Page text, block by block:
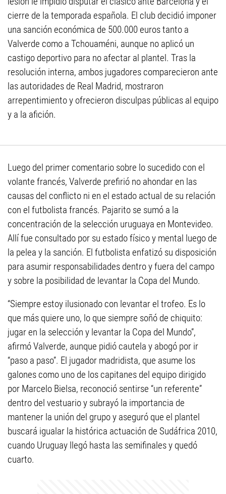
cierre de la temporada española. El club decidió imponer
una sanción económica de 500.000 euros tanto a
Valverde como a Tchouaméni, aunque no aplicó un
castigo deportivo para no afectar al plantel. Tras la
resolución interna, ambos jugadores comparecieron ante
las autoridades de Real Madrid, mostraron
arrepentimiento y ofrecieron disculpas públicas al equipo
y a la afición.
Luego del primer comentario sobre lo sucedido con el
volante francés, Valverde prefirió no ahondar en las
causas del conflicto ni en el estado actual de su relación
con el futbolista francés. Pajarito se sumó a la
concentración de la selección uruguaya en Montevideo.
Allí fue consultado por su estado físico y mental luego de
la pelea y la sanción. El futbolista enfatizó su disposición
para asumir responsabilidades dentro y fuera del campo
y sobre la posibilidad de levantar la Copa del Mundo.
“Siempre estoy ilusionado con levantar el trofeo. Es lo
que más quiere uno, lo que siempre soñó de chiquito:
jugar en la selección y levantar la Copa del Mundo”,
afirmó Valverde, aunque pidió cautela y abogó por ir
“paso a paso”. El jugador madridista, que asume los
galones como uno de los capitanes del equipo dirigido
por Marcelo Bielsa, reconoció sentirse “un referente”
dentro del vestuario y subrayó la importancia de
mantener la unión del grupo y aseguró que el plantel
buscará igualar la histórica actuación de Sudáfrica 2010,
cuando Uruguay llegó hasta las semifinales y quedó
cuarto.